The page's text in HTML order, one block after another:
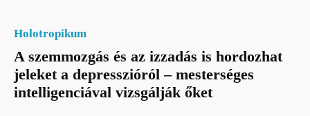
Holotropikum
A szemmozgás és az izzadás is hordozhat
jeleket a depresszióról – mesterséges
intelligenciával vizsgálják őket